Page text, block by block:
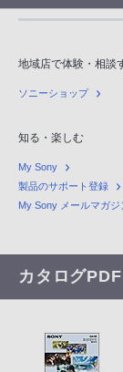
地域店で体験・相談
ソニーショップ
知る・楽しむ
My Sony
製品のサポート登録
My Sony メールマガジ
カタログ